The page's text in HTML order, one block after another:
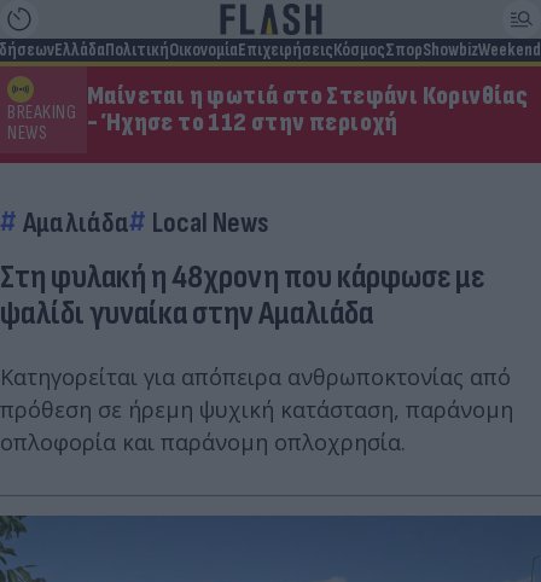
ΕλλάδαΠολιτικήΟικονομίαΕπιχειρήσειςΚόσμοςΣπορShowbizWeekend
BREAKING
NEWS
Μαίνεται η φωτιά στο Στεφάνι Κορινθίας
- Ήχησε το 112 στην περιοχή
Αμαλιάδα Local News
Στη φυλακή η 48χρονη που κάρφωσε με
ψαλίδι γυναίκα στην Αμαλιάδα
Κατηγορείται για απόπειρα ανθρωποκτονίας από
πρόθεση σε ήρεμη ψυχική κατάσταση, παράνομη
οπλοφορία και παράνομη οπλοχρησία.